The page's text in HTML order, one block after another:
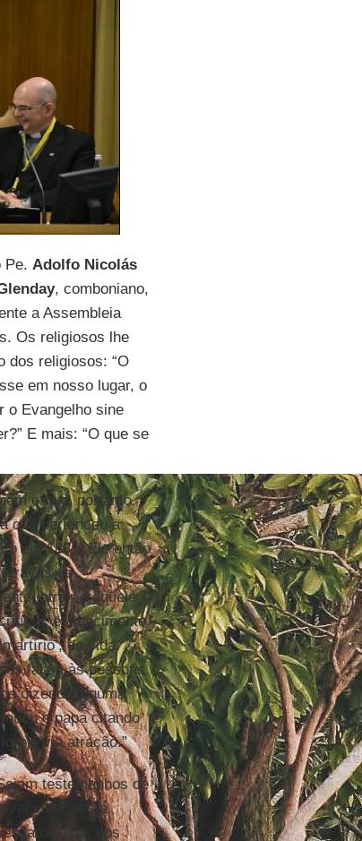
Pe. Adolfo Nicolás
, comboniano,
a Assembleia
Os religiosos lhe
dos religiosos: “O
em nosso lugar, o
o Evangelho sine
E mais: “O que se
e que, portanto,
que pertenceu a
em 1831. Ele então
do
atrair é aquele
esquecimento
da vida
falam às pessoas
dizendo alguma
o papa citando
via atração.”
testemunhos de
viver neste
dos